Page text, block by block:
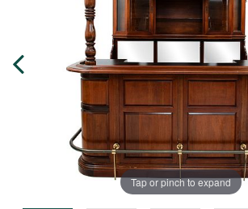
Tap or pinch to expand